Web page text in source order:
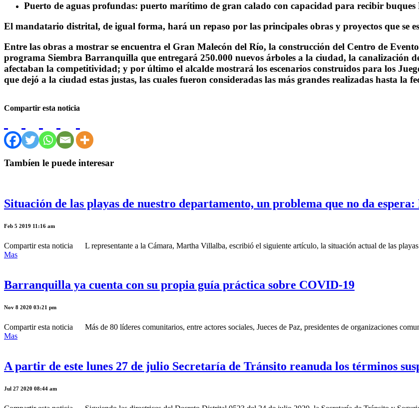
Puerto de aguas profundas: puerto marítimo de gran calado con capacidad para recibir
El mandatario distrital, de igual forma, hará un repaso por las principales obras y proyectos que se
Entre las obras a mostrar se encuentra el Gran Malecón del Río, la construcción del Centro de
programa Siembra Barranquilla que entregará 250.000 nuevos árboles a la ciudad, la canalización
afectaban la competitividad; y por último el alcalde mostrará los escenarios construidos para los
que dejó a la ciudad estas justas, las cuales fueron consideradas las más grandes realizadas hasta la
Compartir esta noticia
Tambíen le puede interesar
Situación de las playas de nuestro departamento, un problema que no da
Feb 5 2019 11:16 am
Compartir esta noticia L representante a la Cámara, Martha Villalba, escribió el siguiente artículo, la situación actual de las
Mas
Barranquilla ya cuenta con su propia guía práctica sobre COVID-19
Nov 8 2020 03:21 pm
Compartir esta noticia Más de 80 líderes comunitarios, entre actores sociales, Jueces de Paz, presidentes de organizaciones
Mas
A partir de este lunes 27 de julio Secretaría de Tránsito reanuda los términos
Jul 27 2020 08:44 am